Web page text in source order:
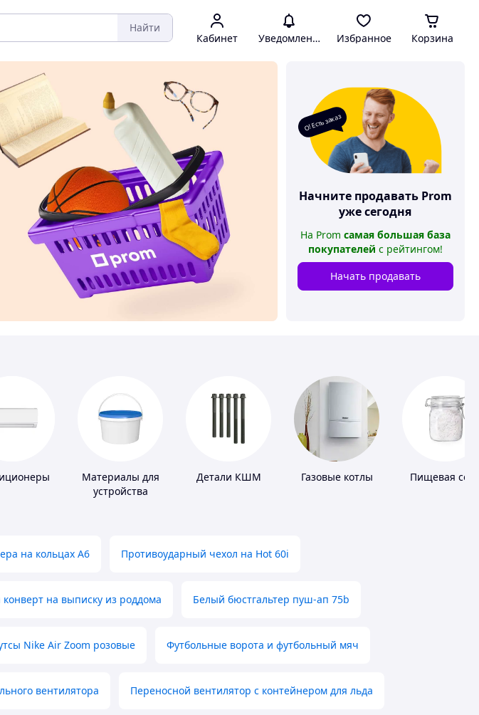
Найти
Кабинет Уведомления Избранное Корзина
О! Есть заказ
Начните продавать Prom
уже сегодня
На Prom самая большая база
покупателей с рейтингом!
Начать продавать
Материалы для
устройства
Детали КШМ Газовые котлы Пищевая
на кольцах А6 Противоударный чехол на Hot 60i
на выписку из роддома Белый бюстгальтер пуш-ап 75b
Nike Air Zoom розовые Футбольные ворота и футбольный мяч
вентилятора Переносной вентилятор с контейнером для льда